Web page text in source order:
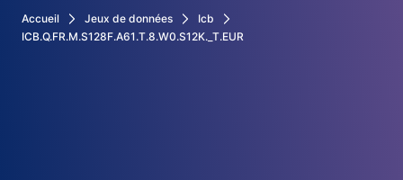
Accueil Jeux de données
Icb
ICB.Q.FR.M.S128F.A61.T.8.W0.S12K._T.EUR